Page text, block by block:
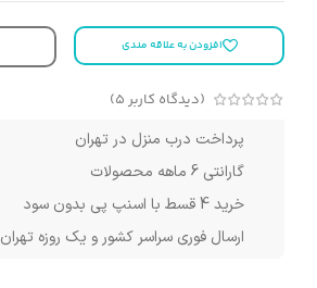
افزودن به علاقه مندی
(دیدگاه کاربر 5
)
پرداخت درب منزل در تهران
گارانتی 6 ماهه محصولات
خرید 4 قسط با اسنپ پی بدون سود
ارسال فوری سراسر کشور و یک روزه تهران